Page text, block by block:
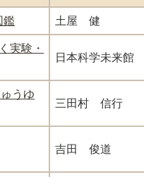
鑑 土屋 健
実験・
日本科学未来館
うゆ
三田村 信行
吉田 俊道